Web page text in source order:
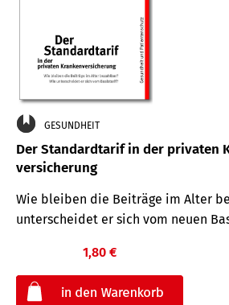
GESUNDHEIT
Der Standard­tarif in der privaten
versicherung
Wie bleiben die Beiträge im Alter
unterscheidet er sich vom neuen
1,80 €